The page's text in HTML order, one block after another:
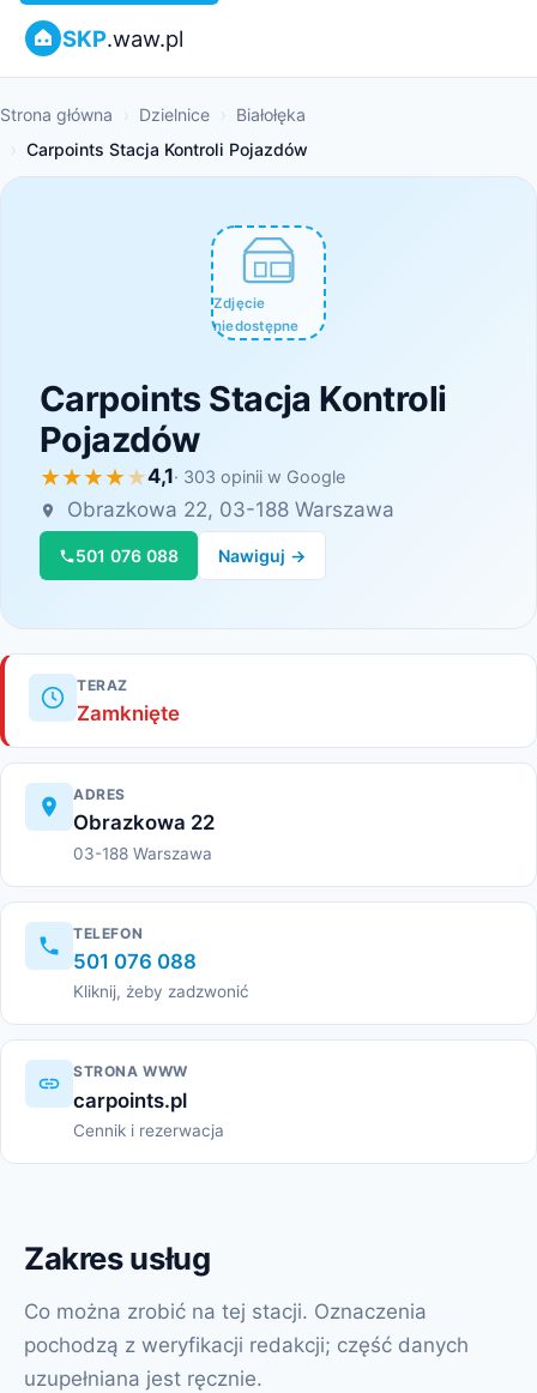
SKP.waw.pl
Strona główna Dzielnice
Białołęka
Carpoints Stacja Kontroli Pojazdów
Carpoints Stacja Kontroli
Pojazdów
4,1· 303 opinii w Google
Obrazkowa 22, 03-188 Warszawa
501 076 088 Nawiguj →
Zdjęcie
niedostępne
TERAZ
Zamknięte
ADRES
Obrazkowa 22
03-188 Warszawa
TELEFON
501 076 088
Kliknij, żeby zadzwonić
STRONA WWW
carpoints.pl
Cennik i rezerwacja
Zakres usług
Co można zrobić na tej stacji. Oznaczenia
pochodzą z weryfikacji redakcji; część danych
uzupełniana jest ręcznie.